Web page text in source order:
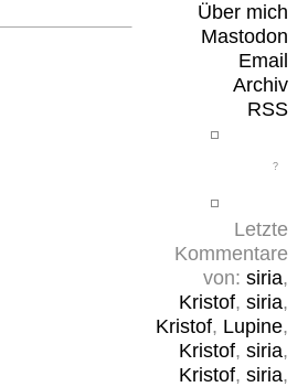
Über mich
Mastodon
Email
Archiv
RSS
Letzte
Kommentare
von: siria,
Kristof, siria,
Kristof, Lupine,
Kristof, siria,
Kristof, siria,